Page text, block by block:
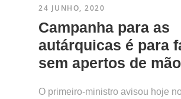
24 JUNHO, 2020
Campanha para as
autárquicas é para
sem apertos de
O primeiro-ministro avisou hoje no